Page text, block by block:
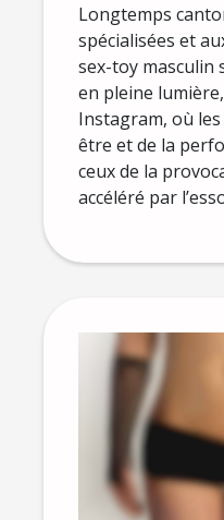
Longtemps
spécialisées et
sex-toy masculin
en pleine
Instagram, où
être et de la
ceux de la
accéléré par